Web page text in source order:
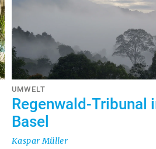
UMWELT
Regenwald-Tribunal
Basel
Kaspar Müller